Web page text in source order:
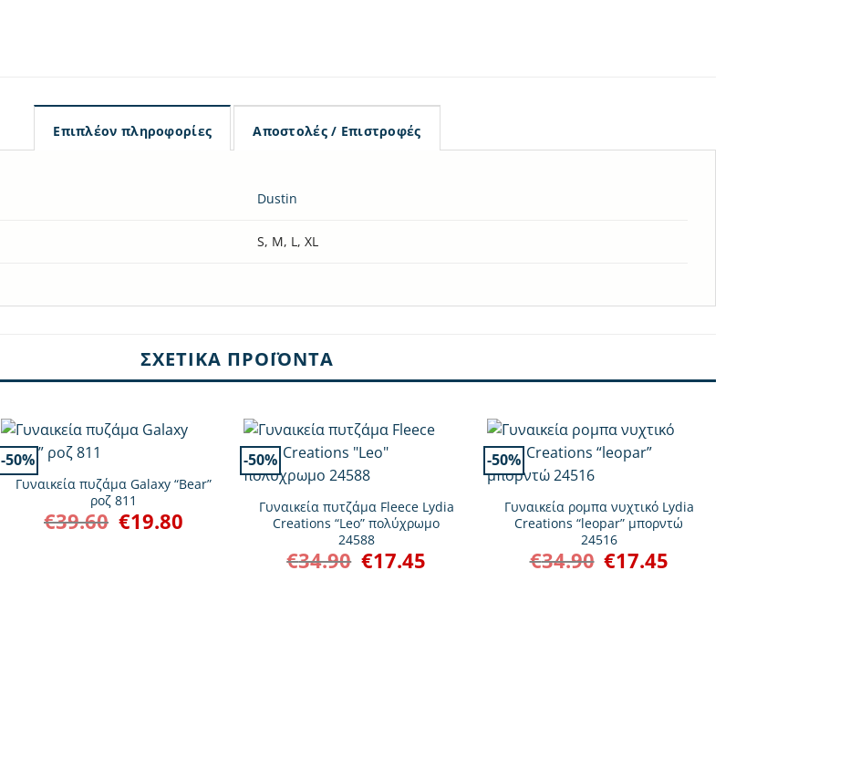
Επιπλέον πληροφορίες Αποστολές / Επιστροφές
Dustin
S, M, L, XL
ΣΧΕΤΙΚΆ ΠΡΟΪΌΝΤΑ
-50%
+
Γυναικεία πυζάμα Galaxy “Bear”
ροζ 811
€39.60 Original
price
€19.80Η
τρέχουσα
-50%
Γυναικεία πυτζάμα Fleece Lydia
Creations “Leo” πολύχρωμο
24588
€34.90 Original
price
€17.45τρέχουσα
-50%
Γυναικεία ρομπα νυχτικό Lydia
Creations “leopar” μπορντώ
24516
€34.90 Original
price
€17.45